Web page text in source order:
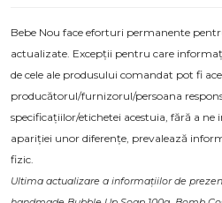
Bebe Nou face eforturi permanente
actualizate. Excepții pentru care
de cele ale produsului comandat pot fi
producătorul/furnizorul/persoana
specificațiilor/etichetei acestuia, fără a
apariției unor diferențe, prevalează
fizic.
Ultima actualizare a informațiilor de